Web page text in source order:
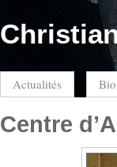
Actualités
Centre